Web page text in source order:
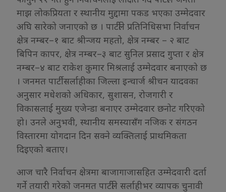
माझ लोकप्रियता र स्थानीय मुद्दामा पकड भएका उम्मेदवार
अघि सारेको जनाएको छ । पार्टीले प्रतिनिधिसभा निर्वाचन
क्षेत्र नम्बर–१ बाट श्रीन्जय महतो, क्षेत्र नम्बर – २ बाट
बिपिन कापर, क्षेत्र नम्बर–३ बाट सुनिल प्रसाद गुप्ता र क्षेत्र
नम्बर–४ बाट राकेश कुमार मिश्रलाई उम्मेदवार बनाएको छ
। जनमत पार्टी सर्लाहीका जिल्ला इन्चार्ज श्रीचन यादवका
अनुसार मधेशको अधिकार, सुशासन, रोजगारी र
विकासलाई मुख्य एजेन्डा बनाएर उम्मेदवार छनोट गरिएको
हो। उनले अनुभवी, स्थानीय समस्यासँग नजिक र संगठन
विस्तारमा योगदान दिन सक्ने व्यक्तिलाई प्राथमिकता
दिइएको बताए।
आज चारै निर्वाचन क्षेत्रमा बाजागाजासहित उम्मेदवारी दर्ता
गर्ने तयारी गरेको जनमत पार्टीले सर्लाहीभर व्यापक चुनावी